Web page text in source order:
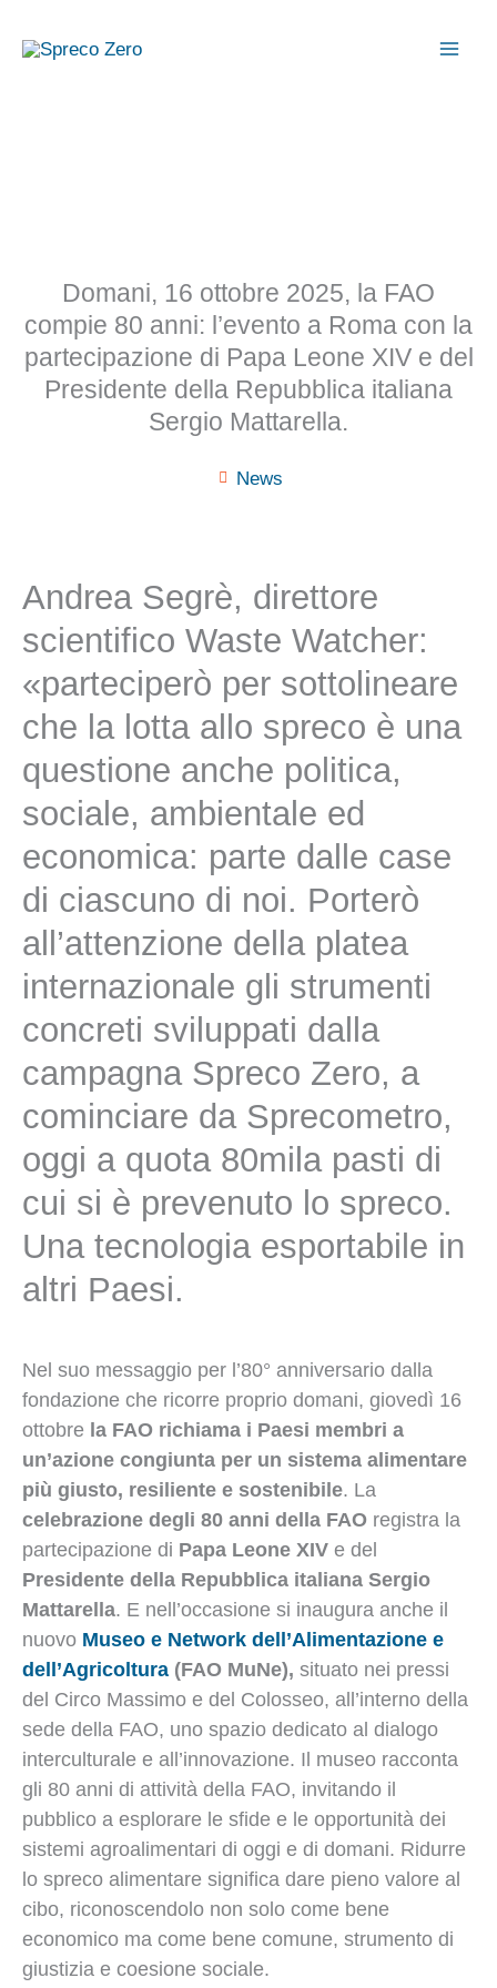
Domani, 16 ottobre 2025, la FAO
compie 80 anni: l’evento a Roma con la
partecipazione di Papa Leone XIV e del
Presidente della Repubblica italiana
Sergio Mattarella.
News
Andrea Segrè, direttore
scientifico Waste Watcher:
«parteciperò per sottolineare
che la lotta allo spreco è una
questione anche politica,
sociale, ambientale ed
economica: parte dalle case
di ciascuno di noi. Porterò
all’attenzione della platea
internazionale gli strumenti
concreti sviluppati dalla
campagna Spreco Zero, a
cominciare da Sprecometro,
oggi a quota 80mila pasti di
cui si è prevenuto lo spreco.
Una tecnologia esportabile in
altri Paesi.
Nel suo messaggio per l’80° anniversario dalla
fondazione che ricorre proprio domani, giovedì 16
ottobre la FAO richiama i Paesi membri a
un’azione congiunta per un sistema alimentare
più giusto, resiliente e sostenibile. La
celebrazione degli 80 anni della FAO registra la
partecipazione di Papa Leone XIV e del
Presidente della Repubblica italiana Sergio
Mattarella. E nell’occasione si inaugura anche il
nuovo Museo e Network dell’Alimentazione e
dell’Agricoltura (FAO MuNe), situato nei pressi
del Circo Massimo e del Colosseo, all’interno della
sede della FAO, uno spazio dedicato al dialogo
interculturale e all’innovazione. Il museo racconta
gli 80 anni di attività della FAO, invitando il
pubblico a esplorare le sfide e le opportunità dei
sistemi agroalimentari di oggi e di domani. Ridurre
lo spreco alimentare significa dare pieno valore al
cibo, riconoscendolo non solo come bene
economico ma come bene comune, strumento di
giustizia e coesione sociale.